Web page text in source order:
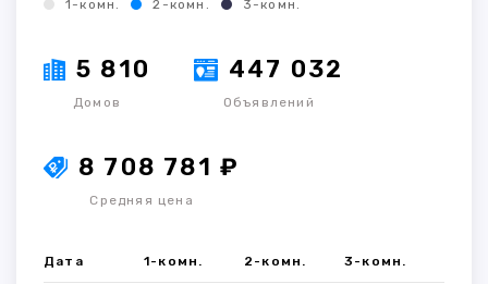
1-комн. 2-комн. 3-комн.
5 810
Домов
447 032
Объявлений
8 708 781 ₽
Средняя цена
Дата 1-комн. 2-комн. 3-комн.